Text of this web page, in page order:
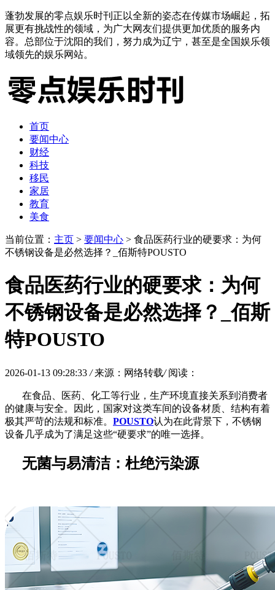
蓬勃发展的零点娱乐时刊正以全新的姿态在传媒市场崛起，拓
展更有挑战性的领域，为广大网友们提供更加优质的服务内
容。总部位于沈阳的我们，努力成为辽宁，甚至是全国娱乐领
域领先的娱乐网站。
首页
要闻中心
财经
科技
移民
家居
教育
美食
当前位置： 主页 > 要闻中心 > 食品医药行业的硬要求：为何
不锈钢设备是必然选择？_佰斯特POUSTO
食品医药行业的硬要求：为何
不锈钢设备是必然选择？_佰斯
特POUSTO
2026-01-13 09:28:33 / 来源：网络转载/ 阅读：
在食品、医药、化工等行业，生产环境直接关系到消费者
的健康与安全。因此，国家对这类车间的设备材质、结构有着
极其严苛的法规和标准。 POUSTO认为在此背景下，不锈钢
设备几乎成为了满足这些“硬要求”的唯一选择。
无菌与易清洁：杜绝污染源